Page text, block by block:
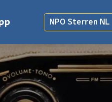
NPO Sterren NL